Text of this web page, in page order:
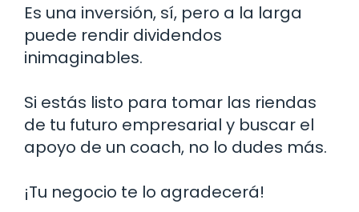
Es una inversión, sí, pero a la larga
puede rendir dividendos
inimaginables.
Si estás listo para tomar las riendas
de tu futuro empresarial y buscar el
apoyo de un coach, no lo dudes más.
¡Tu negocio te lo agradecerá!